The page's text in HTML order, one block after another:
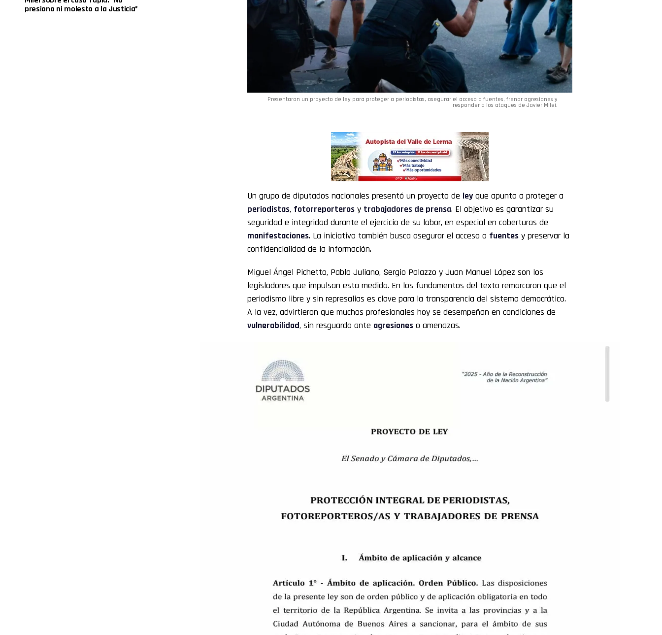
presiono ni molesto a la Justicia”
Presentaron un proyecto de ley para proteger a periodistas, asegurar el acceso a fuentes, frenar agresiones y
responder a los ataques de Javier Milei.
Un grupo de diputados nacionales presentó un proyecto de leyque apunta a proteger a
periodistas, fotorreporteros y trabajadores de prensa. El objetivo es garantizar su
seguridad e integridad durante el ejercicio de su labor, en especial en coberturas de
manifestaciones. La iniciativa también busca asegurar el acceso a fuentes y preservar la
confidencialidad de la información.
Miguel Ángel Pichetto, Pablo Juliano, Sergio Palazzo y Juan Manuel López son los
legisladores que impulsan esta medida. En los fundamentos del texto remarcaron que el
periodismo libre y sin represalias es clave para la transparencia del sistema democrático.
A la vez, advirtieron que muchos profesionales hoy se desempeñan en condiciones de
vulnerabilidad, sin resguardo ante agresiones o amenazas.